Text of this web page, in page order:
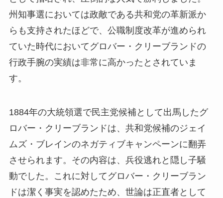
州知事選においては政敵である共和党の革新派か
らも支持されたほどで、公職制度改革が進められ
ていた時代においてグロバー・クリーブランドの
行政手腕の実績は非常に高かったとされていま
す。
1884年の大統領選で民主党候補として出馬したグ
ロバー・クリーブランドは、共和党候補のジェイ
ムズ・ブレインのネガティブキャンペーンに翻弄
させられます。その内容は、兵役逃れと隠し子騒
動でした。これに対してグロバー・クリーブラン
ドは潔く事実を認めたため、世論は正直者として